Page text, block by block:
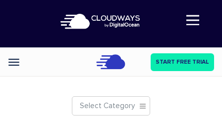
Abre a navegação
Categories START FREE TRIAL
Select Category